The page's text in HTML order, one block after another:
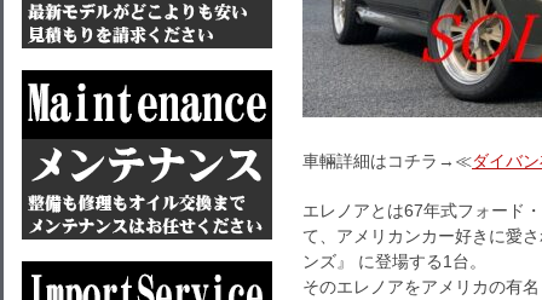
車輛詳細はコチラ→≪ダイバ
エレノアとは67年式フォード
て、アメリカンカー好きに愛
ンズ』 に登場する1台。
そのエレノアをアメリカの有